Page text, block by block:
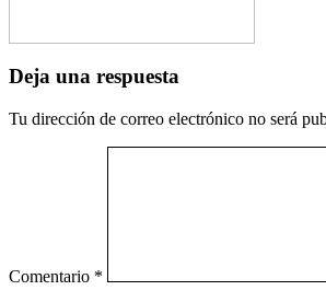
Deja una respuesta
Tu dirección de correo electrónico no será
Comentario *